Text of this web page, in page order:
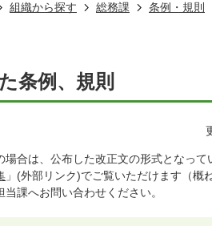
組織から探す 総務課 条例・規則
条例、規則
合は、公布した改正文の形式となって
」(外部リンク)でご覧いただけます（概
課へお問い合わせください。